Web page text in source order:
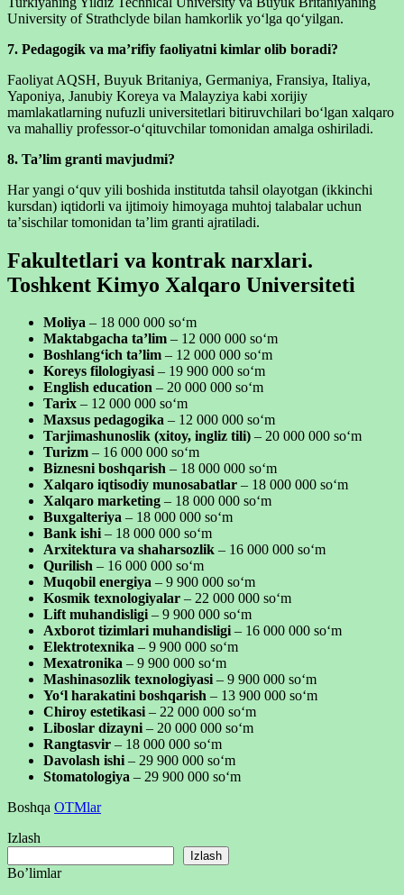
University of Strathclyde bilan hamkorlik yoʻlga qoʻyilgan.
7. Pedagogik va maʼrifiy faoliyatni kimlar olib boradi?
Faoliyat AQSH, Buyuk Britaniya, Germaniya, Fransiya, Italiya,
Yaponiya, Janubiy Koreya va Malayziya kabi xorijiy
mamlakatlarning nufuzli universitetlari bitiruvchilari boʻlgan xalqaro
va mahalliy professor-oʻqituvchilar tomonidan amalga oshiriladi.
8. Taʼlim granti mavjudmi?
Har yangi oʻquv yili boshida institutda tahsil olayotgan (ikkinchi
kursdan) iqtidorli va ijtimoiy himoyaga muhtoj talabalar uchun
taʼsischilar tomonidan taʼlim granti ajratiladi.
Fakultetlari va kontrak narxlari.
Toshkent Kimyo Xalqaro Universiteti
Moliya – 18 000 000 so‘m
Maktabgacha ta’lim – 12 000 000 so‘m
Boshlang‘ich ta’lim – 12 000 000 so‘m
Koreys filologiyasi– 19 900 000 so‘m
English education – 20 000 000 so‘m
Tarix – 12 000 000 so‘m
Maxsus pedagogika – 12 000 000 so‘m
Tarjimashunoslik (xitoy, ingliz tili) – 20 000 000 so‘m
Turizm – 16 000 000 so‘m
Biznesni boshqarish – 18 000 000 so‘m
Xalqaro iqtisodiy munosabatlar – 18 000 000 so‘m
Xalqaro marketing – 18 000 000 so‘m
Buxgalteriya – 18 000 000 so‘m
Bank ishi– 18 000 000 so‘m
Arxitektura va shaharsozlik – 16 000 000 so‘m
Qurilish – 16 000 000 so‘m
Muqobil energiya – 9 900 000 so‘m
Kosmik texnologiyalar – 22 000 000 so‘m
Lift muhandisligi– 9 900 000 so‘m
Axborot tizimlari muhandisligi– 16 000 000 so‘m
Elektrotexnika – 9 900 000 so‘m
Mexatronika – 9 900 000 so‘m
Mashinasozlik texnologiyasi– 9 900 000 so‘m
Yo‘l harakatini boshqarish – 13 900 000 so‘m
Chiroy estetikasi– 22 000 000 so‘m
Liboslar dizayni– 20 000 000 so‘m
Rangtasvir – 18 000 000 so‘m
Davolash ishi– 29 900 000 so‘m
Stomatologiya – 29 900 000 so‘m
Boshqa OTMlar
Izlash
Izlash
Bo’limlar